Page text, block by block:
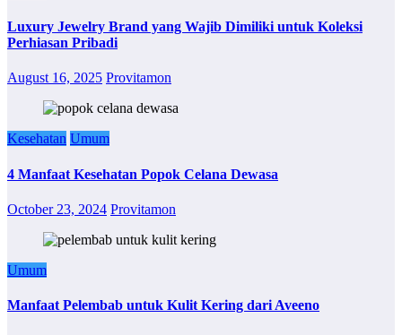
Luxury Jewelry Brand yang Wajib Dimiliki untuk Koleksi
Perhiasan Pribadi
August 16, 2025 Provitamon
Kesehatan Umum
4 Manfaat Kesehatan Popok Celana Dewasa
October 23, 2024 Provitamon
Umum
Manfaat Pelembab untuk Kulit Kering dari Aveeno